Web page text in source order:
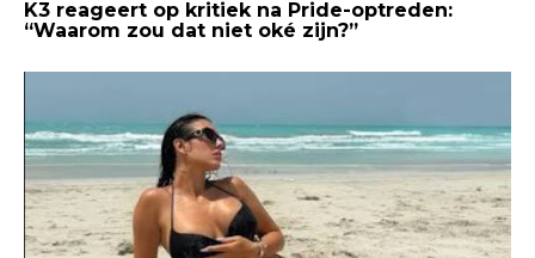
K3 reageert op kritiek na Pride-optreden:
“Waarom zou dat niet oké zijn?”